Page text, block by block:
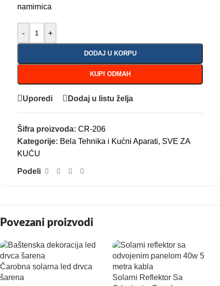
namirnica
- +
DODAJ U KORPU
KUPI ODMAH
Uporedi Dodaj u listu želja
Šifra proizvoda: CR-206
Kategorije: Bela Tehnika i Kućni Aparati, SVE ZA
KUĆU
Podeli
Povezani proizvodi
Čarobna solarna led drvca
šarena
Solarni Reflektor Sa